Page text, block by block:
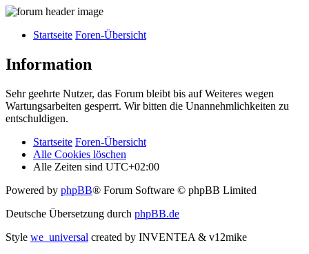
Startseite Foren-Übersicht
Information
Sehr geehrte Nutzer, das Forum bleibt bis auf Weiteres wegen
Wartungsarbeiten gesperrt. Wir bitten die Unannehmlichkeiten zu
entschuldigen.
Startseite Foren-Übersicht
Alle Cookies löschen
Alle Zeiten sind UTC+02:00
Powered by phpBB® Forum Software © phpBB Limited
Deutsche Übersetzung durch phpBB.de
Style we_universal created by INVENTEA & v12mike